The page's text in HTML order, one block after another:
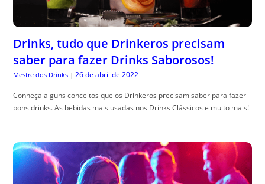
Drinks, tudo que Drinkeros precisam
saber para fazer Drinks Saborosos!
Mestre dos Drinks | 26 de abril de 2022
Conheça alguns conceitos que os Drinkeros precisam saber para fazer
bons drinks. As bebidas mais usadas nos Drinks Clássicos e muito mais!